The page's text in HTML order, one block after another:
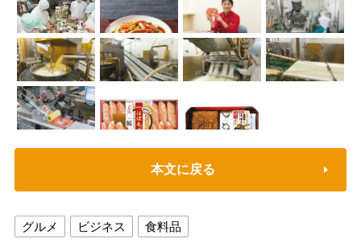
本文に戻る
グルメ ビジネス 食料品